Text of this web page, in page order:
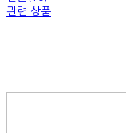
관련 상품